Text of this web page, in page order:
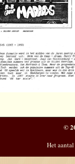
©
Het